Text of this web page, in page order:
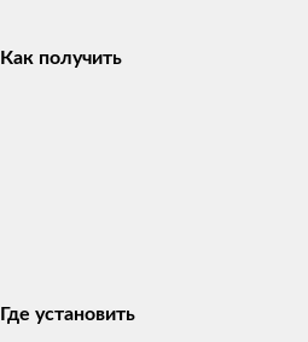
Как получить
Где установить